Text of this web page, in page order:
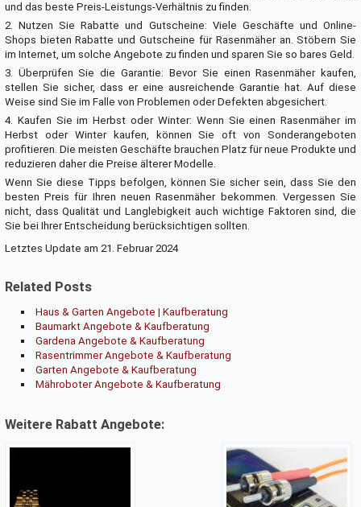
und das beste Preis-Leistungs-Verhältnis zu finden.
2. Nutzen Sie Rabatte und Gutscheine: Viele Geschäfte und Online-
Shops bieten Rabatte und Gutscheine für Rasenmäher an. Stöbern Sie
im Internet, um solche Angebote zu finden und sparen Sie so bares Geld.
3. Überprüfen Sie die Garantie: Bevor Sie einen Rasenmäher kaufen,
stellen Sie sicher, dass er eine ausreichende Garantie hat. Auf diese
Weise sind Sie im Falle von Problemen oder Defekten abgesichert.
4. Kaufen Sie im Herbst oder Winter: Wenn Sie einen Rasenmäher im
Herbst oder Winter kaufen, können Sie oft von Sonderangeboten
profitieren. Die meisten Geschäfte brauchen Platz für neue Produkte und
reduzieren daher die Preise älterer Modelle.
Wenn Sie diese Tipps befolgen, können Sie sicher sein, dass Sie den
besten Preis für Ihren neuen Rasenmäher bekommen. Vergessen Sie
nicht, dass Qualität und Langlebigkeit auch wichtige Faktoren sind, die
Sie bei Ihrer Entscheidung berücksichtigen sollten.
Letztes Update am 21. Februar 2024
Related Posts
Haus & Garten Angebote | Kaufberatung
Baumarkt Angebote & Kaufberatung
Gardena Angebote & Kaufberatung
Rasentrimmer Angebote & Kaufberatung
Garten Angebote & Kaufberatung
Mähroboter Angebote & Kaufberatung
Weitere Rabatt Angebote: